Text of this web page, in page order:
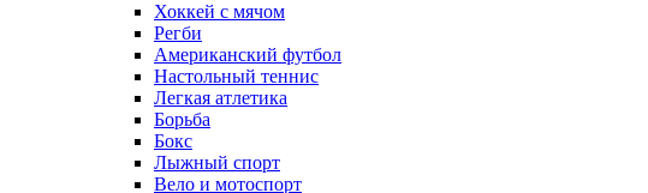
Хоккей с мячом
Регби
Американский футбол
Настольный теннис
Легкая атлетика
Борьба
Бокс
Лыжный спорт
Вело и мотоспорт